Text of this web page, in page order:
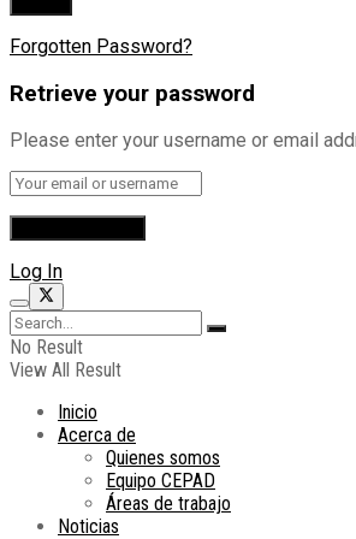
Forgotten Password?
Retrieve your password
Please enter your username or email
Log In
No Result
View All Result
Inicio
Acerca de
Quienes somos
Equipo CEPAD
Áreas de trabajo
Noticias